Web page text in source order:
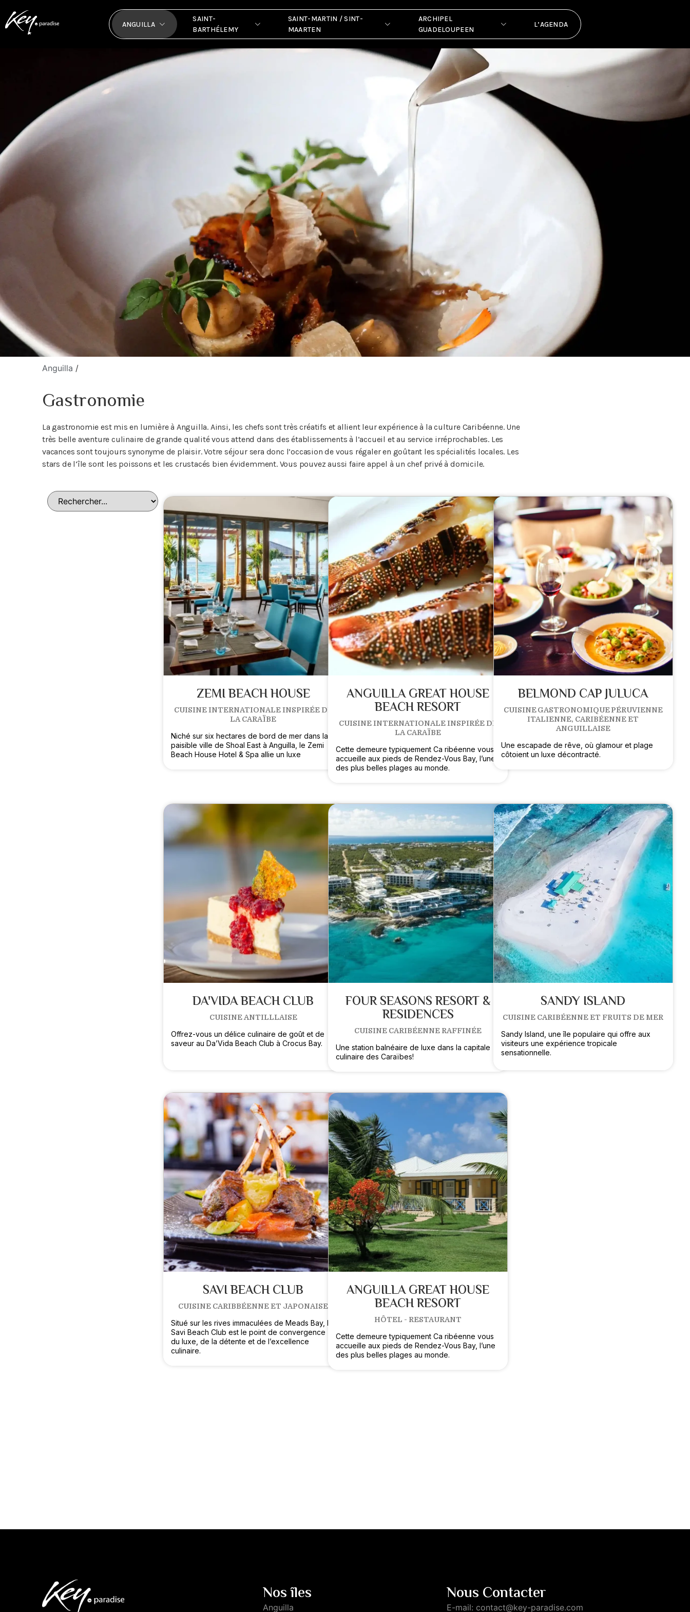
ANGUILLA
SAINT-
BARTHÉLEMY
SAINT-MARTIN / SINT-
MAARTEN
ARCHIPEL
GUADELOUPEEN
L’AGENDA
Anguilla
SMALL AND EXCLUSIVE
Anguilla /
Gastronomie
La gastronomie est mis en lumière à Anguilla. Ainsi, les chefs sont très créatifs et allient leur expérience à la culture Caribéenne. Une
très belle aventure culinaire de grande qualité vous attend dans des établissements à l’accueil et au service irréprochables. Les
vacances sont toujours synonyme de plaisir. Votre séjour sera donc l’occasion de vous régaler en goûtant les spécialités locales. Les
stars de l’île sont les poissons et les crustacés bien évidemment. Vous pouvez aussi faire appel à un chef privé à domicile.
ZEMI BEACH HOUSE
CUISINE INTERNATIONALE INSPIRÉE DE
LA CARAÏBE
Niché sur six hectares de bord de mer dans la
paisible ville de Shoal East à Anguilla, le Zemi
Beach House Hotel & Spa allie un luxe
ANGUILLA GREAT HOUSE
BEACH RESORT
CUISINE INTERNATIONALE INSPIRÉE DE
LA CARAÏBE
Cette demeure typiquement Ca ribéenne vous
accueille aux pieds de Rendez-Vous Bay, l’une
des plus belles plages au monde.
BELMOND CAP JULUCA
CUISINE GASTRONOMIQUE PÉRUVIENNE
ITALIENNE, CARIBÉENNE ET
ANGUILLAISE
Une escapade de rêve, où glamour et plage
côtoient un luxe décontracté.
DA'VIDA BEACH CLUB
CUISINE ANTILLLAISE
Offrez-vous un délice culinaire de goût et de
saveur au Da’Vida Beach Club à Crocus Bay.
FOUR SEASONS RESORT &
RESIDENCES
CUISINE CARIBÉENNE RAFFINÉE
Une station balnéaire de luxe dans la capitale
culinaire des Caraïbes!
SANDY ISLAND
CUISINE CARIBÉENNE ET FRUITS DE MER
Sandy Island, une île populaire qui offre aux
visiteurs une expérience tropicale
sensationnelle.
SAVI BEACH CLUB
CUISINE CARIBBÉENNE ET JAPONAISE
Situé sur les rives immaculées de Meads Bay, le
Savi Beach Club est le point de convergence
du luxe, de la détente et de l’excellence
culinaire.
ANGUILLA GREAT HOUSE
BEACH RESORT
HÔTEL - RESTAURANT
Cette demeure typiquement Ca ribéenne vous
accueille aux pieds de Rendez-Vous Bay, l’une
des plus belles plages au monde.
Nos îles
Anguilla
Nous Contacter
E-mail: contact@key-paradise.com